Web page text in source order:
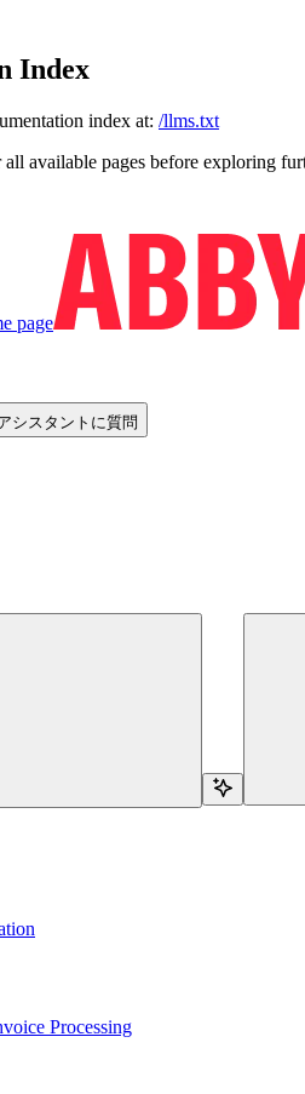
Index
index at: /llms.txt
available pages before exploring
page
シスタントに質問
Processing